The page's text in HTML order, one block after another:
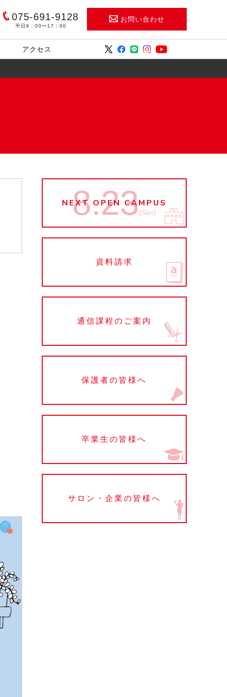
075-691-9128
平日9：00〜17：00
お問い合わせ
アクセス
NEXT OPEN CAMPUS
8.23 (Sun)
資料請求
通信課程のご案内
保護者の皆様へ
卒業生の皆様へ
サロン・企業の皆様へ